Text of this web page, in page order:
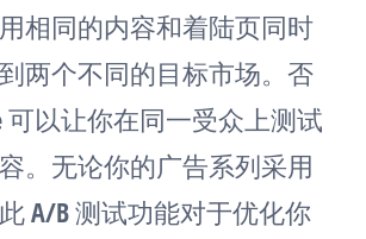
相同的内容和着陆页同时
两个不同的目标市场。否
可以让你在同一受众上测试
。无论你的广告系列采用
A/B 测试功能对于优化你